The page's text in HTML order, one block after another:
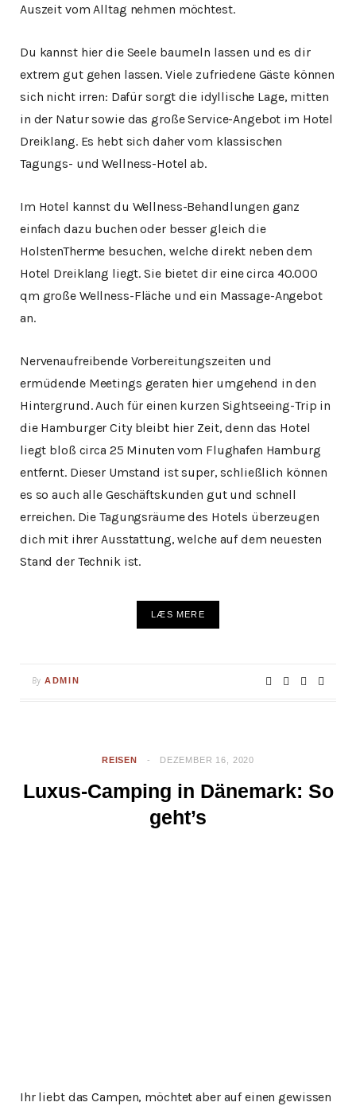
Auszeit vom Alltag nehmen möchtest.
Du kannst hier die Seele baumeln lassen und es dir
extrem gut gehen lassen. Viele zufriedene Gäste können
sich nicht irren: Dafür sorgt die idyllische Lage, mitten
in der Natur sowie das große Service-Angebot im Hotel
Dreiklang. Es hebt sich daher vom klassischen
Tagungs- und Wellness-Hotel ab.
Im Hotel kannst du Wellness-Behandlungen ganz
einfach dazu buchen oder besser gleich die
HolstenTherme besuchen, welche direkt neben dem
Hotel Dreiklang liegt. Sie bietet dir eine circa 40.000
qm große Wellness-Fläche und ein Massage-Angebot
an.
Nervenaufreibende Vorbereitungszeiten und
ermüdende Meetings geraten hier umgehend in den
Hintergrund. Auch für einen kurzen Sightseeing-Trip in
die Hamburger City bleibt hier Zeit, denn das Hotel
liegt bloß circa 25 Minuten vom Flughafen Hamburg
entfernt. Dieser Umstand ist super, schließlich können
es so auch alle Geschäftskunden gut und schnell
erreichen.Die Tagungsräume des Hotels überzeugen
dich mit ihrer Ausstattung, welche auf dem neuesten
Stand der Technik ist.
LÆS MERE
By ADMIN
REISEN DEZEMBER 16, 2020
Luxus-Camping in Dänemark: So
geht’s
Ihr liebt das Campen, möchtet aber auf einen gewissen